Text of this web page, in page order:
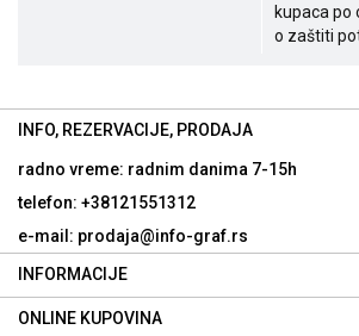
kupaca po
o zaštiti
INFO, REZERVACIJE, PRODAJA
radno vreme: radnim danima 7-15h
telefon: +38121551312
e-mail: prodaja@info-graf.rs
INFORMACIJE
ONLINE KUPOVINA